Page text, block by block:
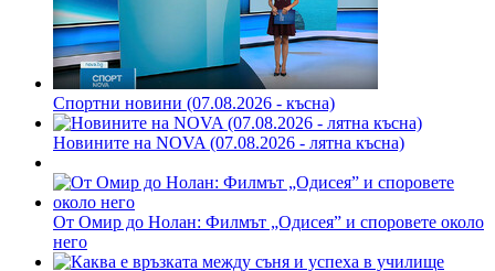
Спортни новини (07.08.2026 - късна)
Новините на NOVA (07.08.2026 - лятна късна)
От Омир до Нолан: Филмът „Одисея” и споровете около
него